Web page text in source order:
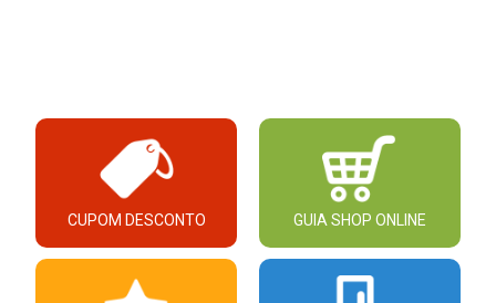
CUPOM DESCONTO GUIA SHOP ONLINE